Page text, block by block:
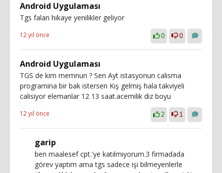
Android Uygulaması
Tgs falan hikaye yenilikler geliyor
12 yıl önce 0 0
Android Uygulaması
TGS de kim memnun ? Sen Ayt istasyonun calisma
programina bir bak istersen Kış gelmiş hala takviyeli
calisiyor elemanlar 12 13 saat.acemilik diz boyu
12 yıl önce 2 1
garip
ben maalesef cpt.'ye katılmıyorum.3 firmadada
görev yaptım ama tgs sadece işi bilmeyenlerle